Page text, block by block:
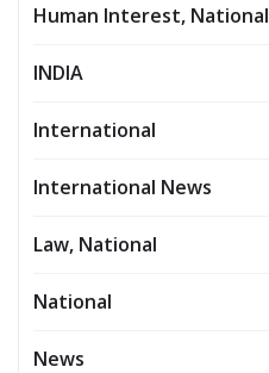
Human Interest, National
INDIA
International
International News
Law, National
National
News